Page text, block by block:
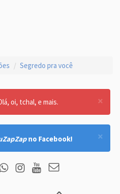
Segredo pra você
×
oi, tchal, e mais.
×
no Facebook!